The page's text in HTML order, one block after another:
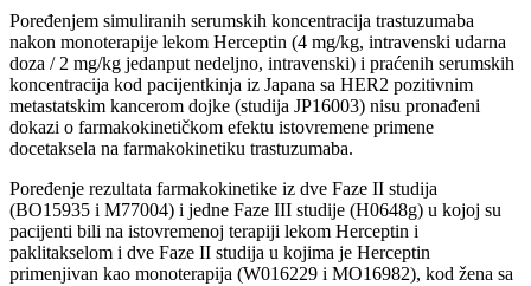
Poređenjem simuliranih serumskih koncentracija trastuzumaba
nakon monoterapije lekom Herceptin (4 mg/kg, intravenski udarna
doza / 2 mg/kg jedanput nedeljno, intravenski) i praćenih serumskih
koncentracija kod pacijentkinja iz Japana sa HER2 pozitivnim
metastatskim kancerom dojke (studija JP16003) nisu pronađeni
dokazi o farmakokinetičkom efektu istovremene primene
docetaksela na farmakokinetiku trastuzumaba.
Poređenje rezultata farmakokinetike iz dve Faze II studija
(BO15935 i M77004) i jedne Faze III studije (H0648g) u kojoj su
pacijenti bili na istovremenoj terapiji lekom Herceptin i
paklitakselom i dve Faze II studija u kojima je Herceptin
primenjivan kao monoterapija (W016229 i MO16982), kod žena sa